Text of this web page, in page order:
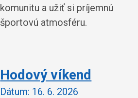
komunitu a užiť si príjemnú
športovú atmosféru.
Hodový víkend
Dátum: 16. 6. 2026